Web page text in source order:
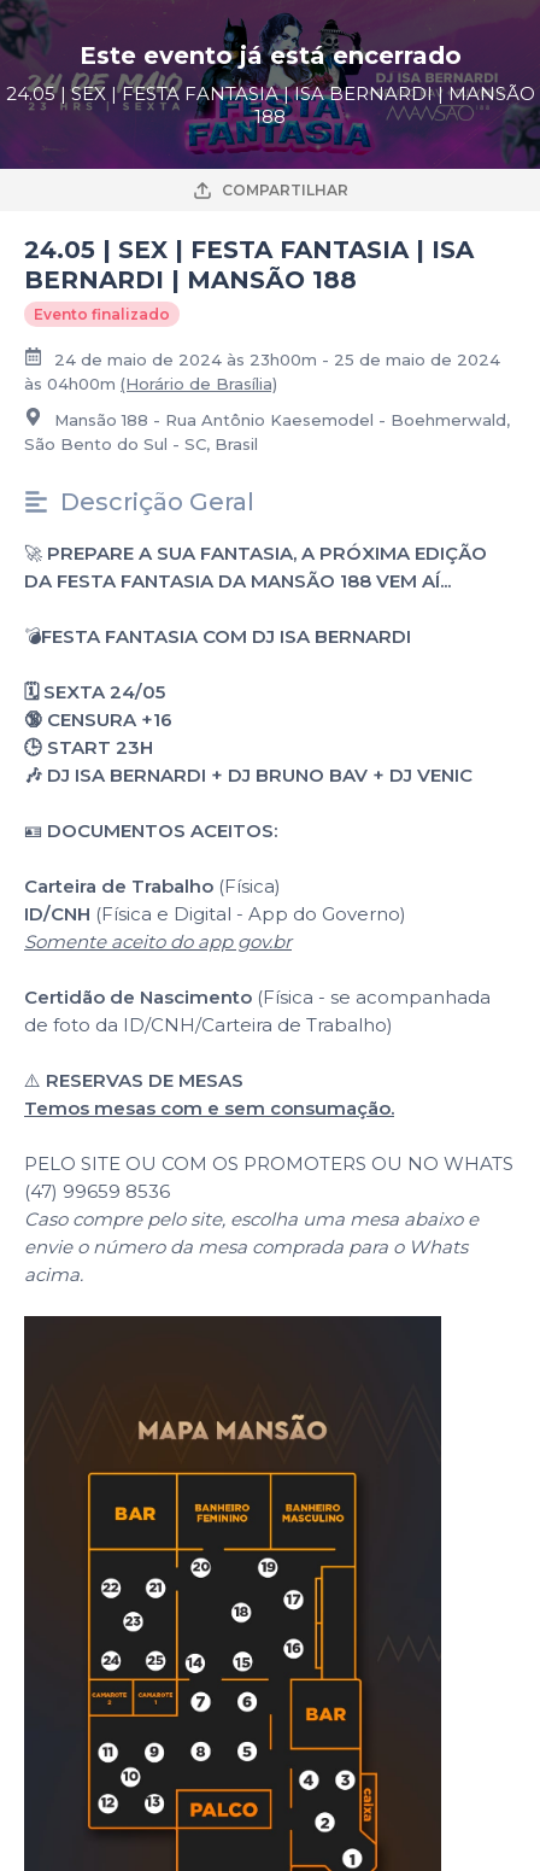
Este evento já está encerrado
24.05 | SEX | FESTA FANTASIA | ISA BERNARDI | MANSÃO
188
COMPARTILHAR
24.05 | SEX | FESTA FANTASIA | ISA
BERNARDI | MANSÃO 188
Evento finalizado
24 de maio de 2024 às 23h00m - 25 de maio de 2024
às 04h00m (Horário de Brasília)
Mansão 188 - Rua Antônio Kaesemodel - Boehmerwald,
São Bento do Sul - SC, Brasil
Descrição Geral
🚀 PREPARE A SUA FANTASIA, A PRÓXIMA EDIÇÃO
DA FESTA FANTASIA DA MANSÃO 188 VEM AÍ...
💣FESTA FANTASIA COM DJ ISA BERNARDI
🗓️ SEXTA 24/05
🔞 CENSURA +16
🕒 START 23H
🎶 DJ ISA BERNARDI + DJ BRUNO BAV + DJ VENIC
🪪 DOCUMENTOS ACEITOS:
Carteira de Trabalho (Física)
ID/CNH (Física e Digital - App do Governo)
Somente aceito do app gov.br
Certidão de Nascimento (Física - se acompanhada
de foto da ID/CNH/Carteira de Trabalho)
⚠️ RESERVAS DE MESAS
Temos mesas com e sem consumação.
PELO SITE OU COM OS PROMOTERS OU NO WHATS
(47) 99659 8536
Caso compre pelo site, escolha uma mesa abaixo e
envie o número da mesa comprada para o Whats
acima.